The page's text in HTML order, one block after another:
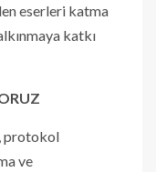
eserleri katma
katkı
protokol
ve